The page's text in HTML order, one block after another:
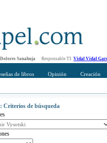
Dolores Sanahuja Responsable TI: Vidal Vidal
de libros Opinión Creación
Criterios de búsqueda